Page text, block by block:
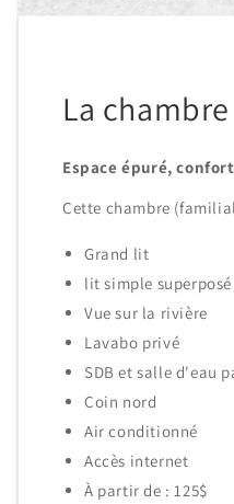
La
Espace épuré,
Cette chambre
Grand lit
lit simple superposé
Vue sur la rivière
Lavabo privé
SDB et salle d'eau
Coin nord
Air conditionné
Accès internet
À partir de : 125$